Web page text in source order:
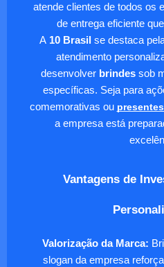
atende clientes de todos os
de entrega eficiente
A10 Brasil se destaca
atendimento
desenvolver brindessob
específicas. Seja para
comemorativas ou
a empresa está
Vantagens de
Valorização da Marca:
slogan da empresa